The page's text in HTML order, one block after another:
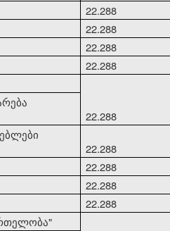
22.288
22.288
22.288
22.288
22.288
22.288
22.288
22.288
22.288